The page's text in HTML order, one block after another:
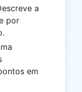
a
por
em